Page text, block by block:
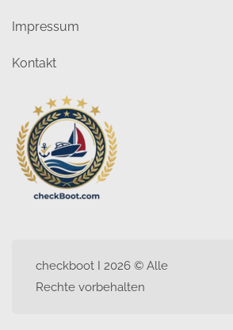
Impressum
Kontakt
checkboot I 2026 © Alle
Rechte vorbehalten